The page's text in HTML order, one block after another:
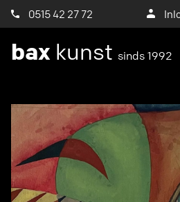
0515 42 27 72
bax kunst sinds 1992